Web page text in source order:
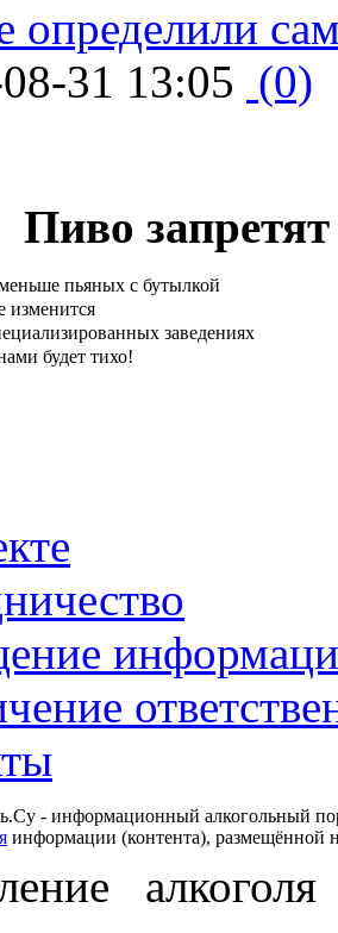
определили
31 13:05 (0)
Пиво
пьяных с бутылкой
изменится
заведениях
будет тихо!
- информационный алкогольный
информации (контента), размещённой